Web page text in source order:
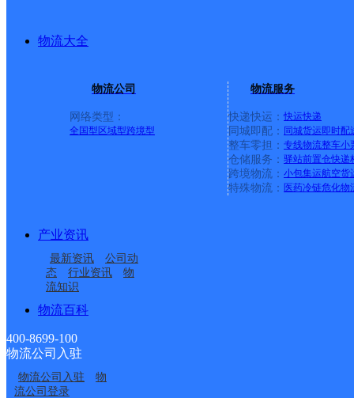
物流大全
物流公司
网络类型：
全国型 区域型跨境型
物流服务
快递快运： 快运快递
同城即配： 同城货运即时配
整车零担： 专线物流整车小
仓储服务： 驿站前置仓快递
跨境物流： 小包集运航空货
特殊物流： 医药冷链危化物
产业资讯
最新资讯
公司动
态
行业资讯
物
流知识
物流百科
400-8699-100
物流公司入驻
物流公司入驻
物
流公司登录
区分部
河北衡水公司桃城分部
河北衡水公司桃城人民
路寄存分部
河北衡水公司河东分部
河北衡水公司南华分部
河北衡水公司站前路寄
存点分部
衡水前置仓